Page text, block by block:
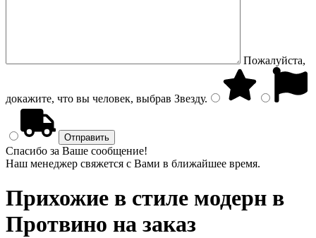
Пожалуйста,
докажите, что вы человек, выбрав Звезду.
Спасибо за Ваше сообщение!
Наш менеджер свяжется с Вами в ближайшее время.
Прихожие в стиле модерн в
Протвино на заказ